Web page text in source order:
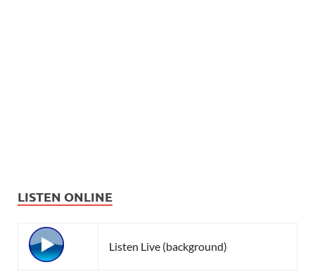
LISTEN ONLINE
Listen Live (background)